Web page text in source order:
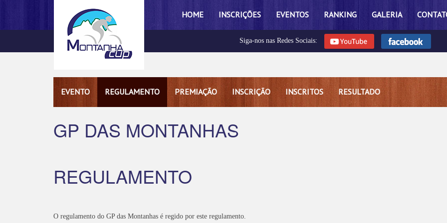
HOME INSCRIÇÕES EVENTOS RANKING GALERIA
Siga-nos nas Redes Sociais:
EVENTO REGULAMENTO PREMIAÇÃO INSCRIÇÃO INSCRITOS RESULTADO
GP DAS MONTANHAS
REGULAMENTO
O regulamento do GP das Montanhas é regido por este regulamento.